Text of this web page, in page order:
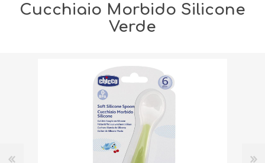
Cucchiaio Morbido Silicone
Verde